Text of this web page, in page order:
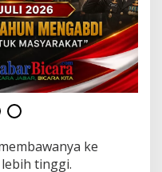
ke
tinggi.